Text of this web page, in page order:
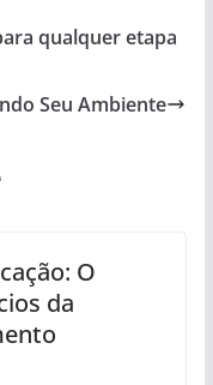
qualquer etapa
Seu Ambiente
O
da